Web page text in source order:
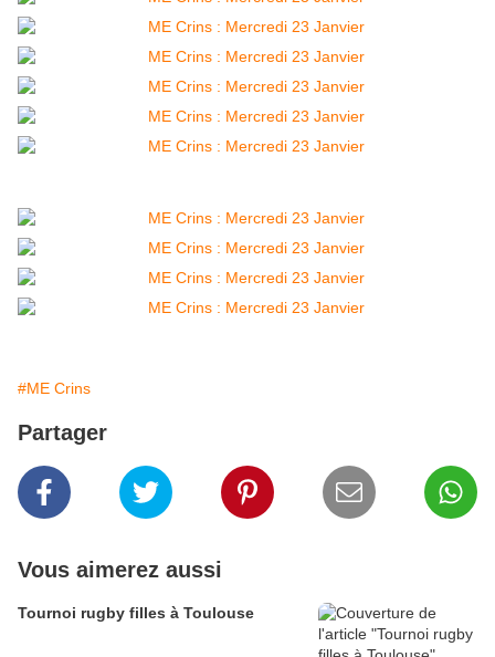
#ME Crins
Partager
Vous aimerez aussi
Tournoi rugby filles à Toulouse